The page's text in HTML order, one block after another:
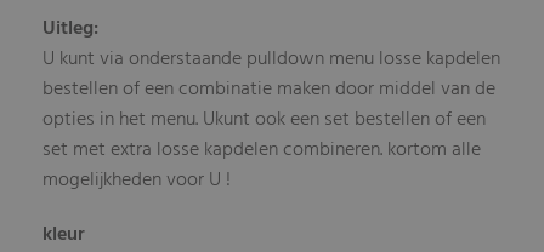
Uitleg:
U kunt via onderstaande pulldown menu losse kapdelen
bestellen of een combinatie maken door middel van de
opties in het menu. Ukunt ook een set bestellen of een
set met extra losse kapdelen combineren. kortom alle
mogelijkheden voor U !
kleur